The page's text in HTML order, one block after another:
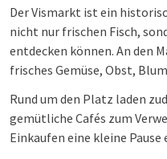
Der Vismarkt ist ein
nicht nur frischen Fisch,
entdecken können. An den
frisches Gemüse, Obst,
Rund um den Platz laden
gemütliche Cafés zum
Einkaufen eine kleine Pause